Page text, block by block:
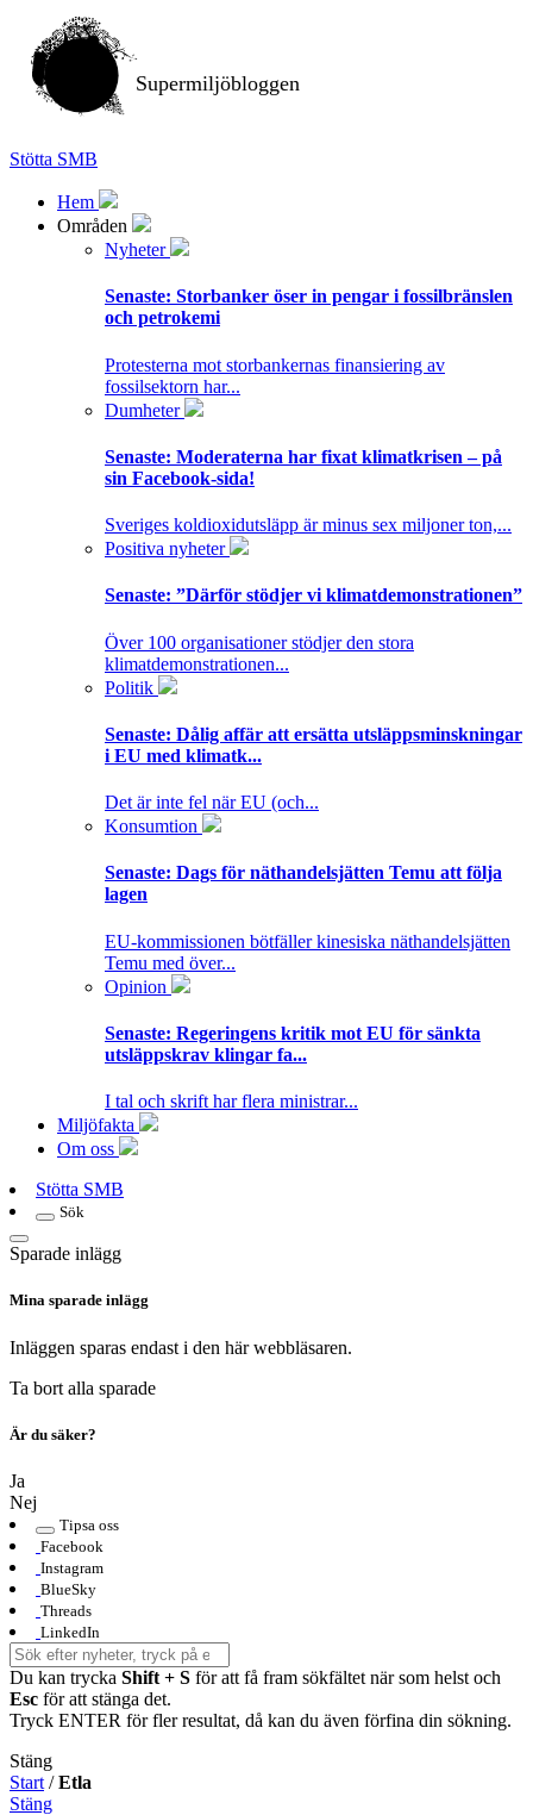
Supermiljöbloggen
Stötta SMB
Hem
Områden
Nyheter
Senaste: Storbanker öser in pengar i fossilbränslen
och petrokemi
Protesterna mot storbankernas finansiering av
fossilsektorn har...
Dumheter
Senaste: Moderaterna har fixat klimatkrisen – på
sin Facebook-sida!
Sveriges koldioxidutsläpp är minus sex miljoner ton,...
Positiva nyheter
Senaste: ”Därför stödjer vi klimatdemonstrationen”
Över 100 organisationer stödjer den stora
klimatdemonstrationen...
Politik
Senaste: Dålig affär att ersätta utsläppsminskningar
i EU med klimatk...
Det är inte fel när EU (och...
Konsumtion
Senaste: Dags för näthandelsjätten Temu att följa
lagen
EU-kommissionen bötfäller kinesiska näthandelsjätten
Temu med över...
Opinion
Senaste: Regeringens kritik mot EU för sänkta
utsläppskrav klingar fa...
I tal och skrift har flera ministrar...
Miljöfakta
Om oss
Stötta SMB
Sök
Sparade inlägg
Mina sparade inlägg
Inläggen sparas endast i den här webbläsaren.
Ta bort alla sparade
Är du säker?
Ja
Nej
Tipsa oss
Facebook
Instagram
BlueSky
Threads
LinkedIn
Du kan trycka Shift + S för att få fram sökfältet när som helst och
Esc för att stänga det.
Tryck ENTER för fler resultat, då kan du även förfina din sökning.
Stäng
Start /Etla
Stäng